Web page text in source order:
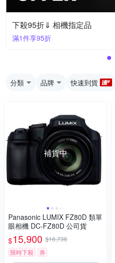
下殺95折⇓ 相機指定品
滿1件享95折
分類 品牌 快速到貨
補貨中
Panasonic LUMIX FZ80D 類單
眼相機 DC-FZ80D 公司貨
$15,900 $16,736
限時下殺
券